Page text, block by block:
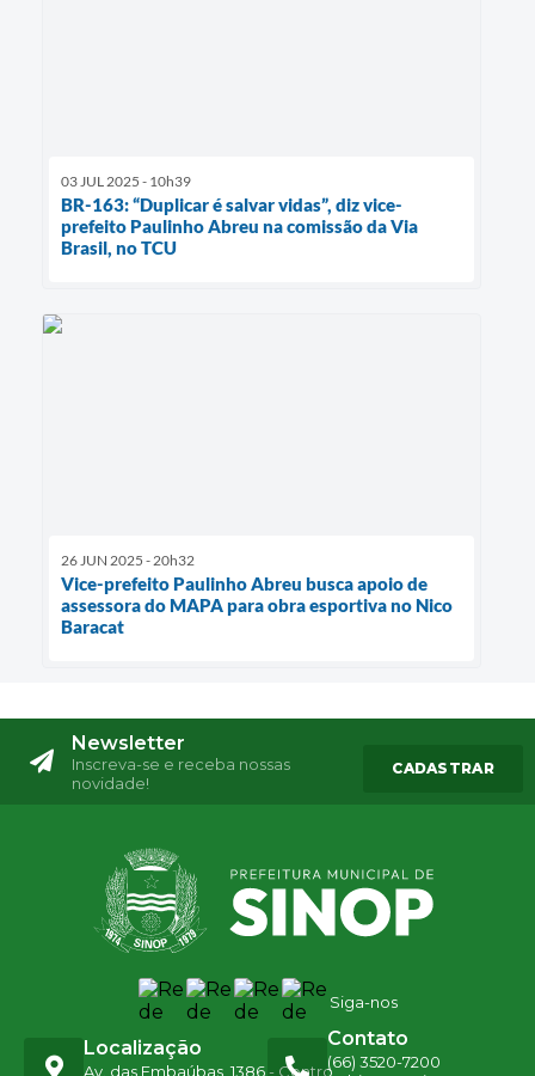
03 JUL 2025 - 10h39
BR-163: “Duplicar é salvar vidas”, diz vice-
prefeito Paulinho Abreu na comissão da Via
Brasil, no TCU
26 JUN 2025 - 20h32
Vice-prefeito Paulinho Abreu busca apoio de
assessora do MAPA para obra esportiva no Nico
Baracat
Newsletter
Inscreva-se e receba nossas
novidade!
CADASTRAR
Siga-nos
Localização
Av. das Embaúbas, 1386 - Centro
Contato
(66) 3520-7200